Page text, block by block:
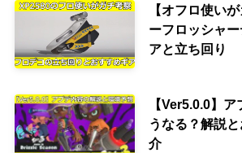
【オフロ使い
ーフロッシャ
アと立ち回り
【Ver5.0.0】
うなる？解説
介